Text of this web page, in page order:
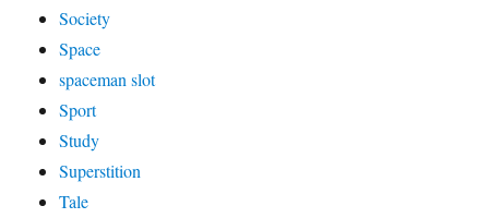
Society
Space
spaceman slot
Sport
Study
Superstition
Tale